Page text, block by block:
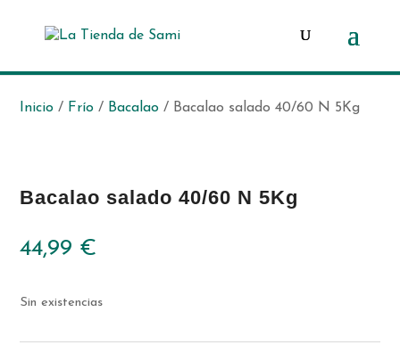
Inicio / Frío / Bacalao / Bacalao salado 40/60 N 5Kg
Bacalao salado 40/60 N 5Kg
44,99 €
Sin existencias